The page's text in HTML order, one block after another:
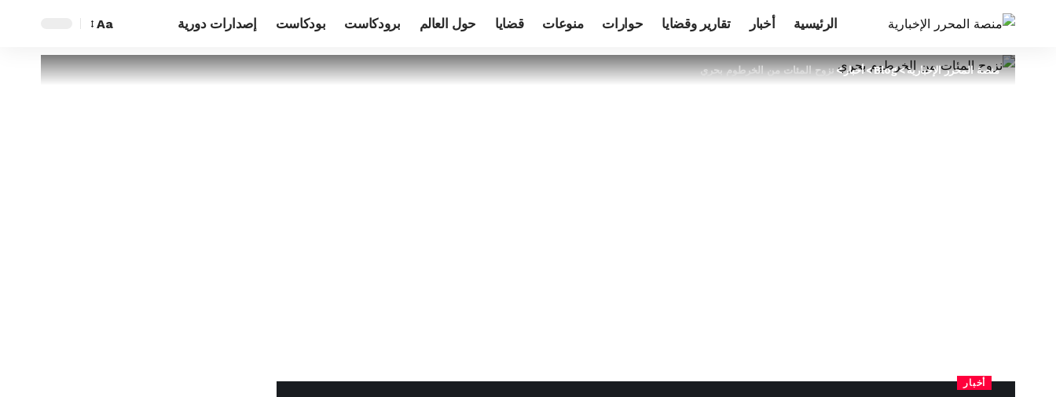
الرئيسية أخبار تقارير وقضايا حوارات منوعات قضايا حول العالم برودكاست بودكاست إصدارات دورية Aa
منصة المحرر الإخبارية>
Blog
>أخبار>نزوح المئات من الخرطوم بحري
أخبار